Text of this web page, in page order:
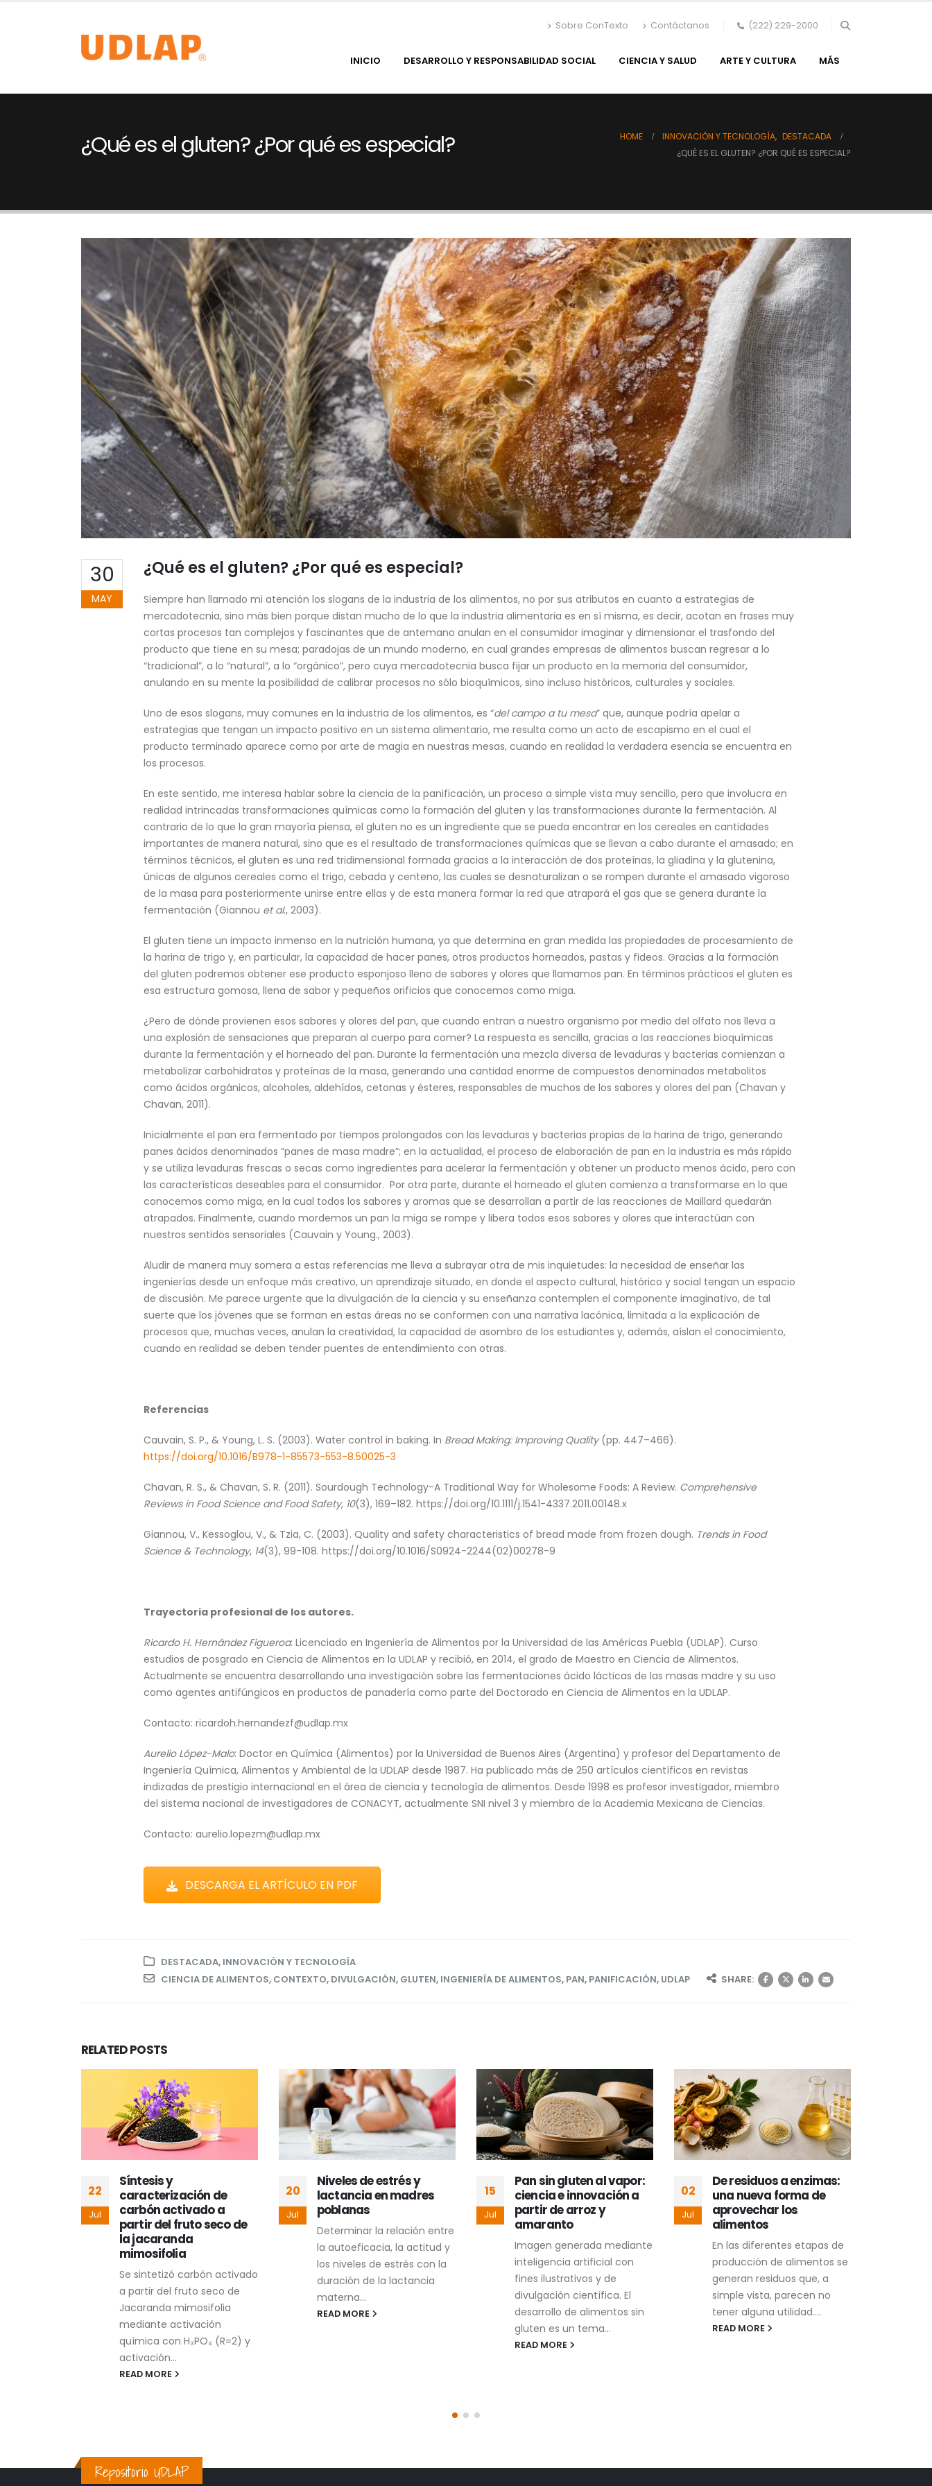
Sobre ConTexto Contáctanos (222) 229-2000
INICIO DESARROLLO Y RESPONSABILIDAD SOCIAL CIENCIA Y SALUD ARTE Y CULTURA MÁS
¿Qué es el gluten? ¿Por qué es especial? HOME INNOVACIÓN Y TECNOLOGÍA, DESTACADA
¿QUÉ ES EL GLUTEN? ¿POR QUÉ ES ESPECIAL?
30
MAY
¿Qué es el gluten? ¿Por qué es especial?
Siempre han llamado mi atención los slogans de la industria de los alimentos, no por sus atributos en cuanto a estrategias de
mercadotecnia, sino más bien porque distan mucho de lo que la industria alimentaria es en sí misma, es decir, acotan en frases muy
cortas procesos tan complejos y fascinantes que de antemano anulan en el consumidor imaginar y dimensionar el trasfondo del
producto que tiene en su mesa; paradojas de un mundo moderno, en cual grandes empresas de alimentos buscan regresar a lo
“tradicional”, a lo “natural”, a lo “orgánico”, pero cuya mercadotecnia busca fijar un producto en la memoria del consumidor,
anulando en su mente la posibilidad de calibrar procesos no sólo bioquímicos, sino incluso históricos, culturales y sociales.
Uno de esos slogans, muy comunes en la industria de los alimentos, es “del campo a tu mesa” que, aunque podría apelar a
estrategias que tengan un impacto positivo en un sistema alimentario, me resulta como un acto de escapismo en el cual el
producto terminado aparece como por arte de magia en nuestras mesas, cuando en realidad la verdadera esencia se encuentra en
los procesos.
En este sentido, me interesa hablar sobre la ciencia de la panificación, un proceso a simple vista muy sencillo, pero que involucra en
realidad intrincadas transformaciones químicas como la formación del gluten y las transformaciones durante la fermentación. Al
contrario de lo que la gran mayoría piensa, el gluten no es un ingrediente que se pueda encontrar en los cereales en cantidades
importantes de manera natural, sino que es el resultado de transformaciones químicas que se llevan a cabo durante el amasado; en
términos técnicos, el gluten es una red tridimensional formada gracias a la interacción de dos proteínas, la gliadina y la glutenina,
únicas de algunos cereales como el trigo, cebada y centeno, las cuales se desnaturalizan o se rompen durante el amasado vigoroso
de la masa para posteriormente unirse entre ellas y de esta manera formar la red que atrapará el gas que se genera durante la
fermentación (Giannou et al., 2003).
El gluten tiene un impacto inmenso en la nutrición humana, ya que determina en gran medida las propiedades de procesamiento de
la harina de trigo y, en particular, la capacidad de hacer panes, otros productos horneados, pastas y fideos. Gracias a la formación
del gluten podremos obtener ese producto esponjoso lleno de sabores y olores que llamamos pan. En términos prácticos el gluten es
esa estructura gomosa, llena de sabor y pequeños orificios que conocemos como miga.
¿Pero de dónde provienen esos sabores y olores del pan, que cuando entran a nuestro organismo por medio del olfato nos lleva a
una explosión de sensaciones que preparan al cuerpo para comer? La respuesta es sencilla, gracias a las reacciones bioquímicas
durante la fermentación y el horneado del pan. Durante la fermentación una mezcla diversa de levaduras y bacterias comienzan a
metabolizar carbohidratos y proteínas de la masa, generando una cantidad enorme de compuestos denominados metabolitos
como ácidos orgánicos, alcoholes, aldehídos, cetonas y ésteres, responsables de muchos de los sabores y olores del pan (Chavan y
Chavan, 2011).
Inicialmente el pan era fermentado por tiempos prolongados con las levaduras y bacterias propias de la harina de trigo, generando
panes ácidos denominados “panes de masa madre”; en la actualidad, el proceso de elaboración de pan en la industria es más rápido
y se utiliza levaduras frescas o secas como ingredientes para acelerar la fermentación y obtener un producto menos ácido, pero con
las características deseables para el consumidor. Por otra parte, durante el horneado el gluten comienza a transformarse en lo que
conocemos como miga, en la cual todos los sabores y aromas que se desarrollan a partir de las reacciones de Maillard quedarán
atrapados. Finalmente, cuando mordemos un pan la miga se rompe y libera todos esos sabores y olores que interactúan con
nuestros sentidos sensoriales (Cauvain y Young., 2003).
Aludir de manera muy somera a estas referencias me lleva a subrayar otra de mis inquietudes: la necesidad de enseñar las
ingenierías desde un enfoque más creativo, un aprendizaje situado, en donde el aspecto cultural, histórico y social tengan un espacio
de discusión. Me parece urgente que la divulgación de la ciencia y su enseñanza contemplen el componente imaginativo, de tal
suerte que los jóvenes que se forman en estas áreas no se conformen con una narrativa lacónica, limitada a la explicación de
procesos que, muchas veces, anulan la creatividad, la capacidad de asombro de los estudiantes y, además, aíslan el conocimiento,
cuando en realidad se deben tender puentes de entendimiento con otras.
Referencias
Cauvain, S. P., & Young, L. S. (2003). Water control in baking. In Bread Making: Improving Quality(pp. 447–466).
https://doi.org/10.1016/B978-1-85573-553-8.50025-3
Chavan, R. S., & Chavan, S. R. (2011). Sourdough Technology-A Traditional Way for Wholesome Foods: A Review. Comprehensive
Reviews in Food Science and Food Safety, 10(3), 169–182. https://doi.org/10.1111/j.1541-4337.2011.00148.x
Giannou, V., Kessoglou, V., & Tzia, C. (2003). Quality and safety characteristics of bread made from frozen dough. Trends in Food
Science & Technology, 14(3), 99-108. https://doi.org/10.1016/S0924-2244(02)00278-9
Trayectoria profesional de los autores.
Ricardo H. Hernández Figueroa: Licenciado en Ingeniería de Alimentos por la Universidad de las Américas Puebla (UDLAP). Curso
estudios de posgrado en Ciencia de Alimentos en la UDLAP y recibió, en 2014, el grado de Maestro en Ciencia de Alimentos.
Actualmente se encuentra desarrollando una investigación sobre las fermentaciones ácido lácticas de las masas madre y su uso
como agentes antifúngicos en productos de panadería como parte del Doctorado en Ciencia de Alimentos en la UDLAP.
Contacto: ricardoh.hernandezf@udlap.mx
Aurelio López-Malo: Doctor en Química (Alimentos) por la Universidad de Buenos Aires (Argentina) y profesor del Departamento de
Ingeniería Química, Alimentos y Ambiental de la UDLAP desde 1987. Ha publicado más de 250 artículos científicos en revistas
indizadas de prestigio internacional en el área de ciencia y tecnología de alimentos. Desde 1998 es profesor investigador, miembro
del sistema nacional de investigadores de CONACYT, actualmente SNI nivel 3 y miembro de la Academia Mexicana de Ciencias.
Contacto: aurelio.lopezm@udlap.mx
DESCARGA EL ARTÍCULO EN PDF
DESTACADA, INNOVACIÓN Y TECNOLOGÍA
CIENCIA DE ALIMENTOS, CONTEXTO, DIVULGACIÓN, GLUTEN, INGENIERÍA DE ALIMENTOS, PAN, PANIFICACIÓN, UDLAP SHARE:
RELATEDPOSTS
22
Jul
Síntesis y
caracterización de
carbón activado a
partir del fruto seco de
la jacaranda
mimosifolia
Se sintetizó carbón activado
a partir del fruto seco de
Jacaranda mimosifolia
mediante activación
química con H₃PO₄ (R=2) y
activación...
READ MORE
20
Jul
Niveles de estrés y
lactancia en madres
poblanas
Determinar la relación entre
la autoeficacia, la actitud y
los niveles de estrés con la
duración de la lactancia
materna...
READ MORE
15
Jul
Pan sin gluten al vapor:
ciencia e innovación a
partir de arroz y
amaranto
Imagen generada mediante
inteligencia artificial con
fines ilustrativos y de
divulgación científica. El
desarrollo de alimentos sin
gluten es un tema...
READ MORE
02
Jul
De residuos a enzimas:
una nueva forma de
aprovechar los
alimentos
En las diferentes etapas de
producción de alimentos se
generan residuos que, a
simple vista, parecen no
tener alguna utilidad....
READ MORE
Repositorio UDLAP